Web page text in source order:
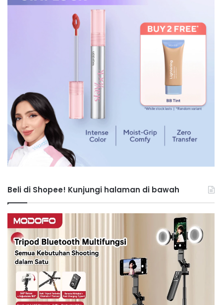
Beli di Shopee! Kunjungi halaman di bawah